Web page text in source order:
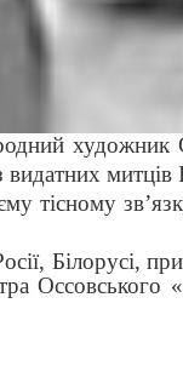
митців
Білорусі,
Оссовського